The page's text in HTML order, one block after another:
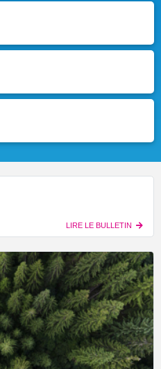
LIRE LE BULLETIN